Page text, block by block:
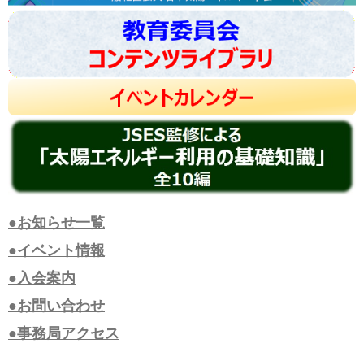
●お知らせ一覧
●イベント情報
●入会案内
●お問い合わせ
●事務局アクセス